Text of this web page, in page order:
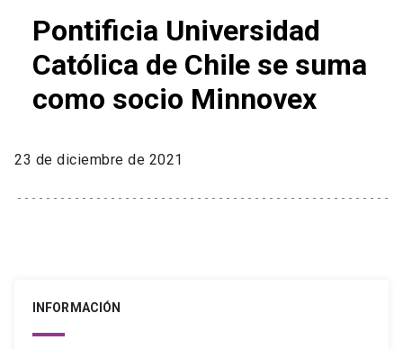
Pontificia Universidad
Católica de Chile se suma
como socio Minnovex
23 de diciembre de 2021
INFORMACIÓN